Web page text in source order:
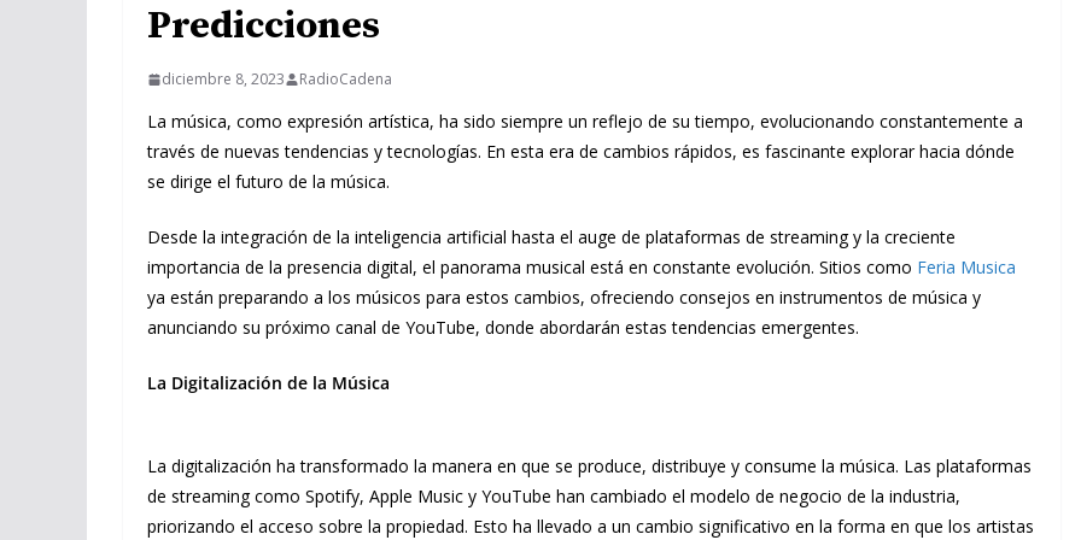
Predicciones
diciembre 8, 2023 RadioCadena
La música, como expresión artística, ha sido siempre un reflejo de su tiempo, evolucionando constantemente a
través de nuevas tendencias y tecnologías. En esta era de cambios rápidos, es fascinante explorar hacia dónde
se dirige el futuro de la música.
Desde la integración de la inteligencia artificial hasta el auge de plataformas de streaming y la creciente
importancia de la presencia digital, el panorama musical está en constante evolución. Sitios como Feria Musica
ya están preparando a los músicos para estos cambios, ofreciendo consejos en instrumentos de música y
anunciando su próximo canal de YouTube, donde abordarán estas tendencias emergentes.
La Digitalización de la Música
La digitalización ha transformado la manera en que se produce, distribuye y consume la música. Las plataformas
de streaming como Spotify, Apple Music y YouTube han cambiado el modelo de negocio de la industria,
priorizando el acceso sobre la propiedad. Esto ha llevado a un cambio significativo en la forma en que los artistas